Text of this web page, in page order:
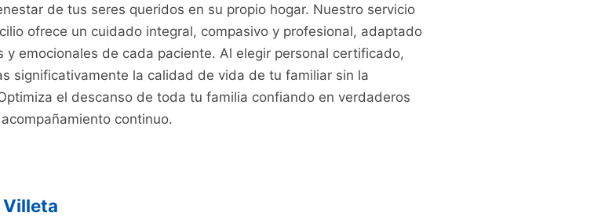
de tus seres queridos en su propio hogar. Nuestro servicio
ofrece un cuidado integral, compasivo y profesional, adaptado
emocionales de cada paciente. Al elegir personal certificado,
significativamente la calidad de vida de tu familiar sin la
el descanso de toda tu familia confiando en verdaderos
continuo.